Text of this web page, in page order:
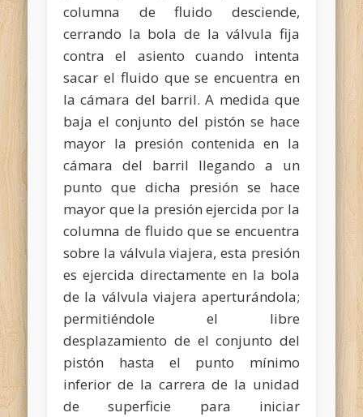
columna de fluido desciende,
cerrando la bola de la válvula fija
contra el asiento cuando intenta
sacar el fluido que se encuentra en
la cámara del barril. A medida que
baja el conjunto del pistón se hace
mayor la presión contenida en la
cámara del barril llegando a un
punto que dicha presión se hace
mayor que la presión ejercida por la
columna de fluido que se encuentra
sobre la válvula viajera, esta presión
es ejercida directamente en la bola
de la válvula viajera aperturándola;
permitiéndole el libre
desplazamiento de el conjunto del
pistón hasta el punto mínimo
inferior de la carrera de la unidad
de superficie para iniciar